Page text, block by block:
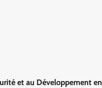
et au Développement en